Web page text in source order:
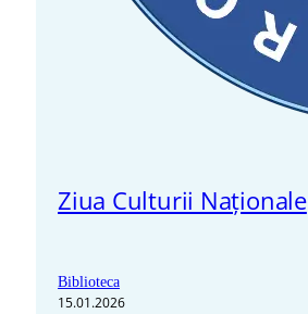
Ziua Culturii Naționale
Biblioteca
15.01.2026